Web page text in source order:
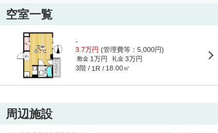
空室一覧
-
3.7万円 (管理費等：5,000円)
敷金 1万円 礼金 3万円
3階 1R 18.00㎡
周辺施設